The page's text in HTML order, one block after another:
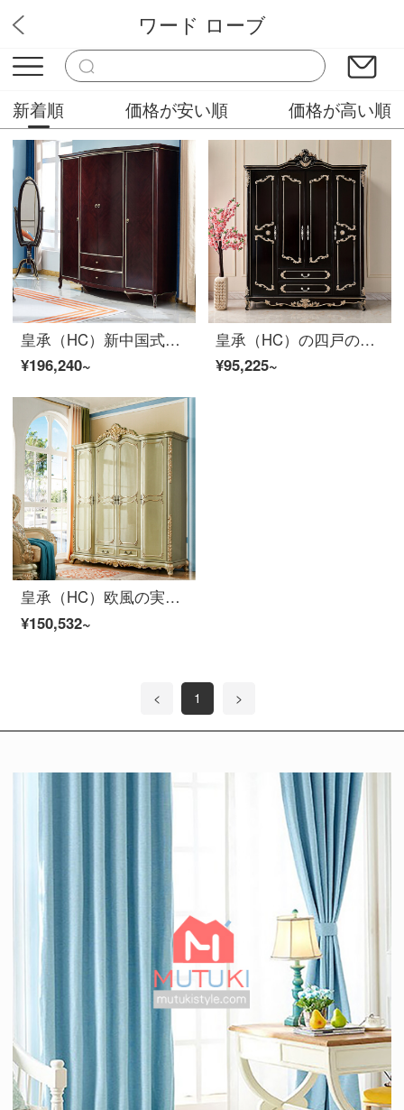
華やか家具
ワード ローブ
新着順 価格が安い順 価格が高い順
皇承（HC）新中国式の古代の木のクローゼットの寝室の4つのクローゼットのクローゼットT 9は軽くて、豪華な風のシリーズの木の4つのクローゼットをまねます。
¥196,240~
皇承（HC）の四戸の洋服だんすはヨーロッパ式のたんすが豪華で、木のたんすは豪華です。
¥95,225~
皇承（HC）欧風の実木箪笥豪華四門の箪笥の主な寝床家具に金箔彫刻四門の箪笥859【フィレンツェシリーズ】金箔四門の箪笥を貼る
¥150,532~
< 1 >